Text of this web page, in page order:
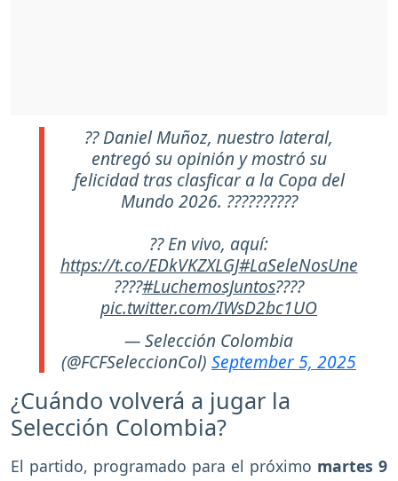
?? Daniel Muñoz, nuestro lateral,
entregó su opinión y mostró su
felicidad tras clasficar a la Copa del
Mundo 2026. ??????????
?? En vivo, aquí:
https://t.co/EDkVKZXLGJ#LaSeleNosUne
????#LuchemosJuntos????
pic.twitter.com/IWsD2bc1UO
— Selección Colombia
(@FCFSeleccionCol) September 5, 2025
¿Cuándo volverá a jugar la
Selección Colombia?
El partido, programado para el próximo martes 9